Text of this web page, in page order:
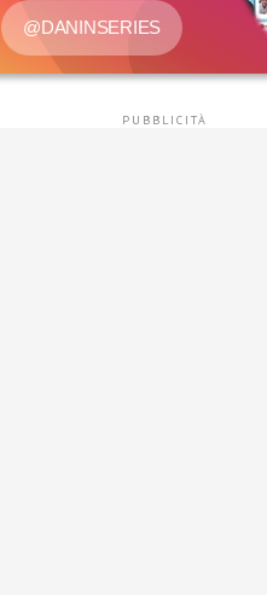
@DANINSERIES